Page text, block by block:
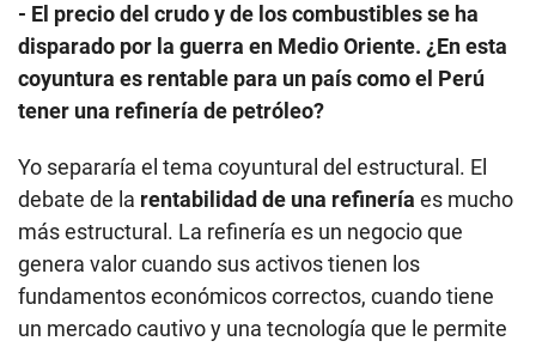
- El precio del crudo y de los combustibles se ha
disparado por la guerra en Medio Oriente. ¿En esta
coyuntura es rentable para un país como el Perú
tener una refinería de petróleo?
Yo separaría el tema coyuntural del estructural. El
debate de la rentabilidad de una refinería es mucho
más estructural. La refinería es un negocio que
genera valor cuando sus activos tienen los
fundamentos económicos correctos, cuando tiene
un mercado cautivo y una tecnología que le permite